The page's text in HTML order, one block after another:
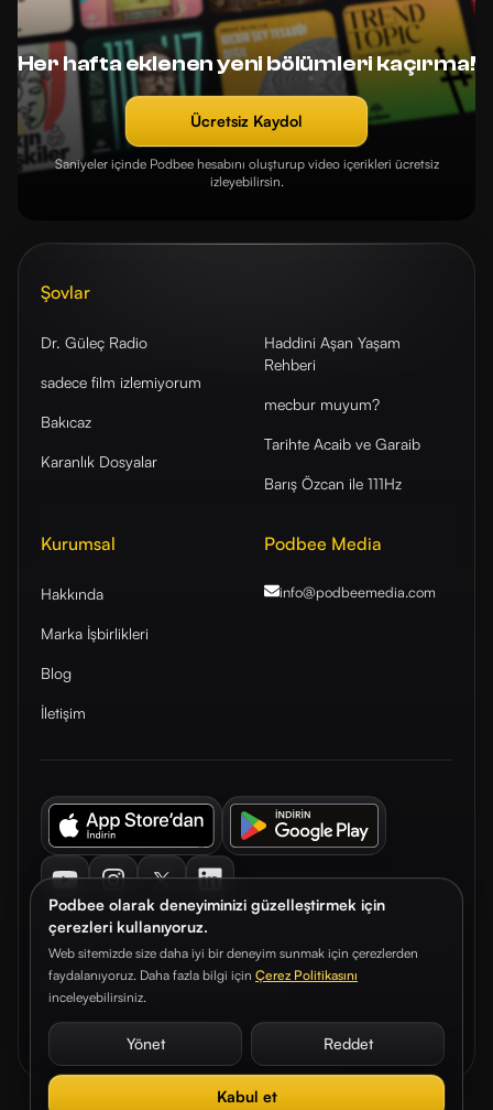
Podbee olarak deneyiminizi güzelleştirmek için
çerezleri kullanıyoruz.
Web sitemizde size daha iyi bir deneyim sunmak için çerezlerden
faydalanıyoruz. Daha fazla bilgi için Çerez Politikasını
inceleyebilirsiniz.
Yönet Reddet
Kabul et
Her hafta eklenen yeni bölümleri kaçırma!
Ücretsiz Kaydol
Saniyeler içinde Podbee hesabını oluşturup video içerikleri ücretsiz
izleyebilirsin.
Şovlar
Dr. Güleç Radio
sadece film izlemiyorum
Bakıcaz
Karanlık Dosyalar
Haddini Aşan Yaşam
Rehberi
mecbur muyum?
Tarihte Acaib ve Garaib
Barış Özcan ile 111Hz
Kurumsal
Hakkında
Marka İşbirlikleri
Blog
İletişim
Podbee Media
info@podbeemedia.com
© 2026. Podbee Media. Tüm hakları saklıdır.
Çerez TercihleriAydınlatma Metni Gizlilik Sözleşmesi